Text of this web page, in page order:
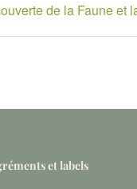
de la Faune et
et labels